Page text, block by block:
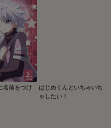
名前をつけ
はじめくんといちゃいち
ゃしたい！